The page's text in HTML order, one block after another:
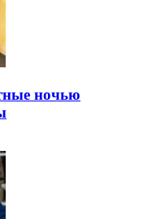
ночью